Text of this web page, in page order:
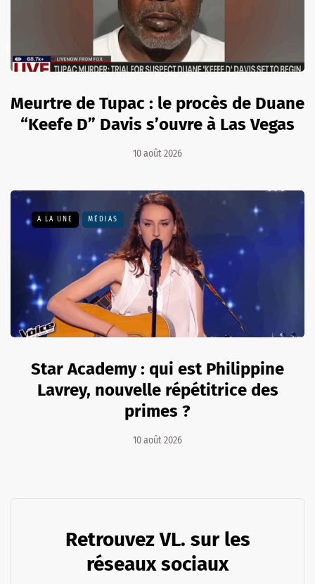
Meurtre de Tupac : le procès de Duane
“Keefe D” Davis s’ouvre à Las Vegas
10 août 2026
A LA UNE MÉDIAS
Star Academy : qui est Philippine
Lavrey, nouvelle répétitrice des
primes ?
10 août 2026
Retrouvez VL. sur les
réseaux sociaux